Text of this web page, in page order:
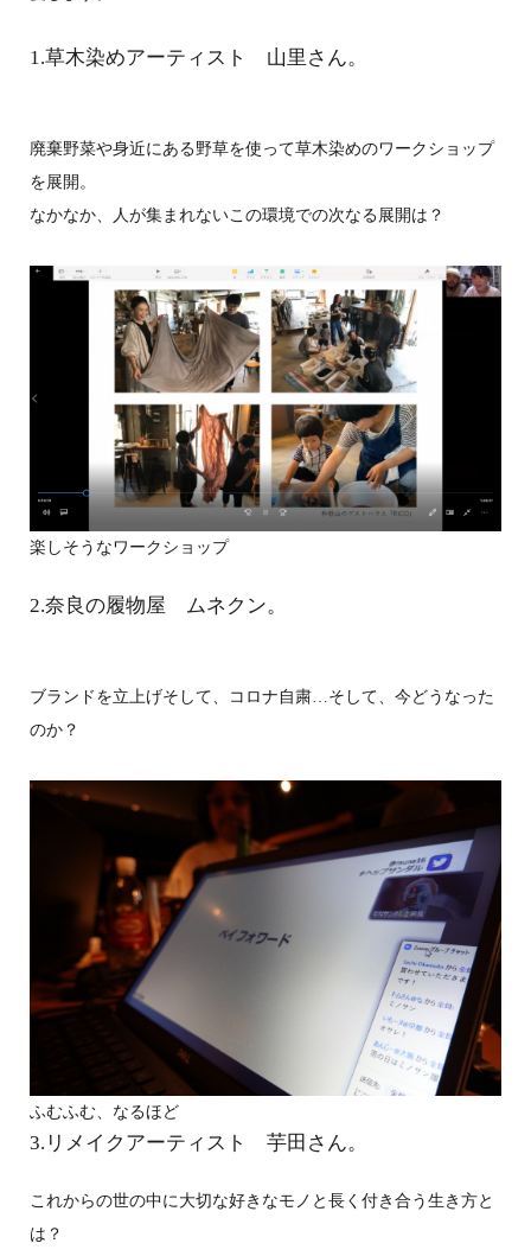
1.草木染めアーティスト 山里さん。
廃棄野菜や身近にある野草を使って草木染めのワークショップ
を展開。
なかなか、人が集まれないこの環境での次なる展開は？
楽しそうなワークショップ
2.奈良の履物屋 ムネクン。
ブランドを立上げそして、コロナ自粛…そして、今どうなった
のか？
ふむふむ、なるほど
3.リメイクアーティスト 芋田さん。
これからの世の中に大切な好きなモノと長く付き合う生き方と
は？